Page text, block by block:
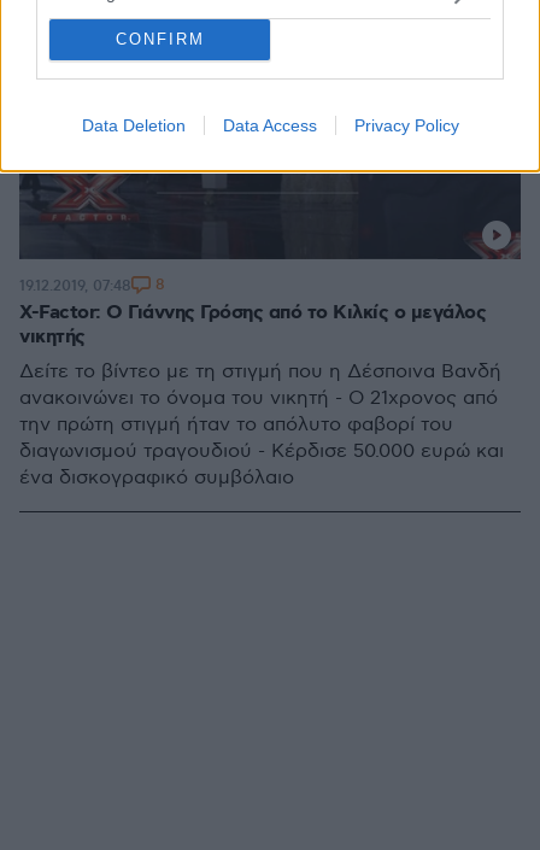
CONFIRM
Data Deletion Data Access Privacy Policy
X-Factor: Ο Γιάννης Γρόσης από το Κιλκίς ο μεγάλος
νικητής
Δείτε το βίντεο με τη στιγμή που η Δέσποινα Βανδή
ανακοινώνει το όνομα του νικητή - Ο 21χρονος από
την πρώτη στιγμή ήταν το απόλυτο φαβορί του
διαγωνισμού τραγουδιού - Κέρδισε 50.000 ευρώ και
ένα δισκογραφικό συμβόλαιο
19.12.2019, 07:48 8